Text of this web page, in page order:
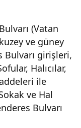
(Vatan
ve güney
girişleri,
Halıcılar,
ile
ve Hal
Bulvarı